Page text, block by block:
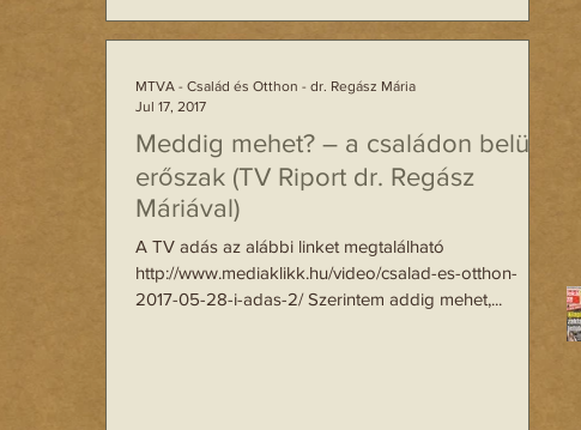
Meddig mehet? – a családon belüli
erőszak (TV Riport dr. Regász
Máriával)
A TV adás az alábbi linket megtalálható
http://www.mediaklikk.hu/video/csalad-es-otthon-
2017-05-28-i-adas-2/ Szerintem addig mehet,...
MTVA - Család és Otthon - dr. Regász Mária
Jul 17, 2017